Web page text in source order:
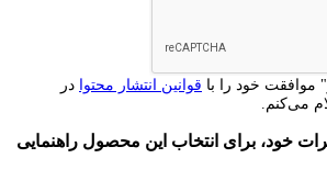
موافقت خود را با قوانین انتشار محتوا در
می‌کنم.
خود، برای انتخاب این محصول راهنمایی